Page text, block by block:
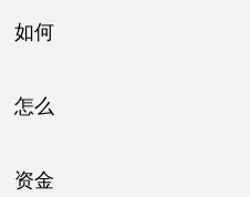
如何
怎么
资金